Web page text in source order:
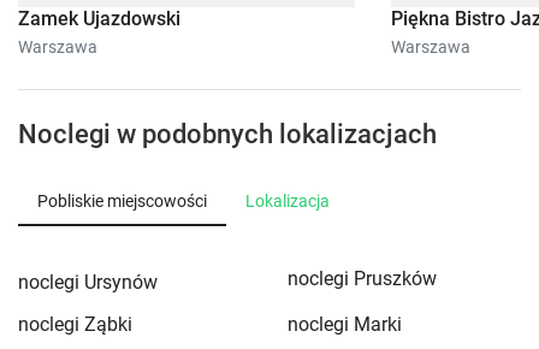
Zamek Ujazdowski
Warszawa
Piękna Bistro
Warszawa
Noclegi w podobnych lokalizacjach
Pobliskie miejscowości Lokalizacja
noclegi Ursynów
noclegi Pruszków
noclegi Ząbki
noclegi Marki